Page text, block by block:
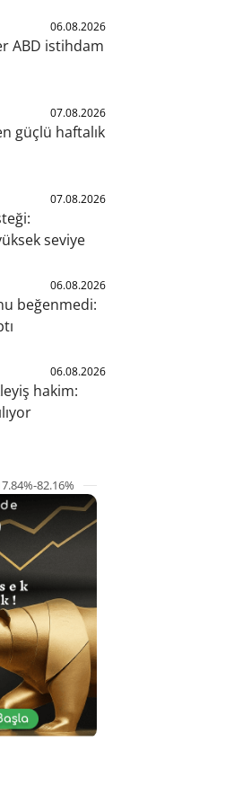
06.08.2026
ABD istihdam
07.08.2026
güçlü haftalık
07.08.2026
seviye
06.08.2026
beğenmedi:
06.08.2026
hakim:
82.16%